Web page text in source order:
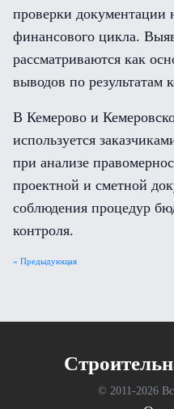
проверки документации
финансового цикла.
рассматриваются как
выводов по результатам
В Кемерово и
используется
при анализе
проектной и сметной
соблюдения процедур
контроля.
« Предыдующая
© 2011-2026